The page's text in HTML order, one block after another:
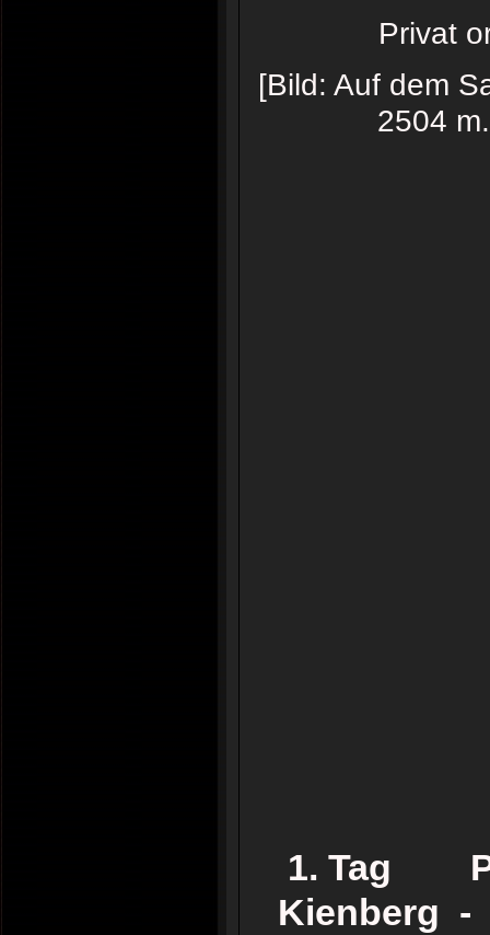
Privat
[Bild: Auf dem
2504
1. Tag
Kienberg -